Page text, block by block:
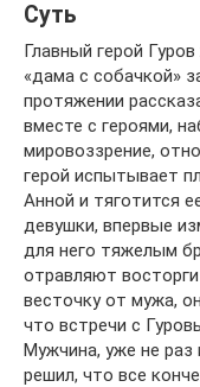
Суть
Главный герой
«дама с собачкой»
протяжении
вместе с героями,
мировоззрение,
герой испытывает
Анной и тяготится
девушки, впервые
для него тяжелым
отравляют
весточку от мужа,
что встречи с
Мужчина, уже не
решил, что все